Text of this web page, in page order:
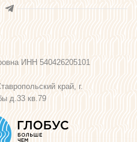
ИНН 540426205101
край, г.
д.33 кв.79